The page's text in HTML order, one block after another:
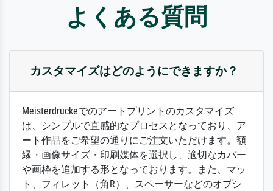
よくある質問
カスタマイズはどのようにできますか？
Meisterdruckeでのアートプリントのカスタマイズ
は、シンプルで直感的なプロセスとなっており、ア
ート作品をご希望の通りにご注文いただけます。額
縁・画像サイズ・印刷媒体を選択し、適切なカバー
や画枠を追加する形となっております。また、マッ
ト、フィレット（角R）、スペーサーなどのオプシ